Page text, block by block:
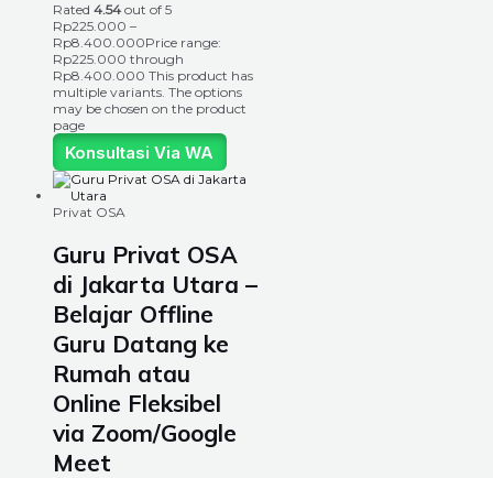
Rated 4.54 out of 5
Rp225.000 –
Rp8.400.000Price range:
Rp225.000 through
Rp8.400.000 This product has
multiple variants. The options
may be chosen on the product
page
Konsultasi Via WA
Privat OSA
Guru Privat OSA
di Jakarta Utara –
Belajar Offline
Guru Datang ke
Rumah atau
Online Fleksibel
via Zoom/Google
Meet